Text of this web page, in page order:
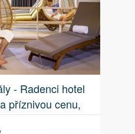
- Radenci hotel
příznivou cenu,
pokoje!!